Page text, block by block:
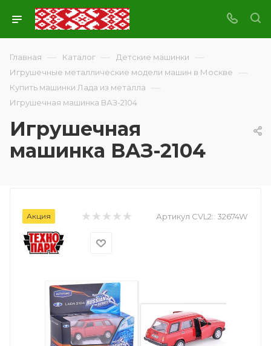
Главная — Каталог — Детские машинки —
Игрушечные металлические модели машин в Москве —
Купить машинки Лада из металла —
Игрушечная машинка ВАЗ-2104
Игрушечная
машинка ВАЗ-2104
Акция Артикул CVL2:: 32674W